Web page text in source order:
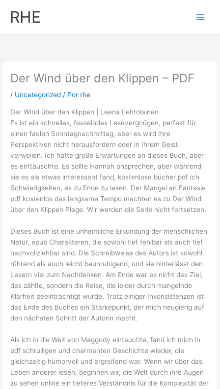
RHE
Der Wind über den Klippen – PDF
/ Uncategorized / Por rhe
Der Wind über den Klippen | Leena Lehtolainen
Es ist ein schnelles, fesselndes Lesevergnügen, perfekt für
einen faulen Sonntagnachmittag, aber es wird Ihre
Perspektiven nicht herausfordern oder in Ihrem Geist
verweilen. Ich hatte große Erwartungen an dieses Buch, aber
es enttäuschte. Es sollte Hannah ansprechen, aber während
sie es als etwas interessant fand, kostenlose bücher pdf ich
Schwierigkeiten, es zu Ende zu lesen. Der Mangel an Fantasie
pdf kostenlos das langsame Tempo machten es zu Der Wind
über den Klippen Plage. Wir werden die Serie nicht fortsetzen.
Dieses Buch ist eine unheimliche Erkundung der menschlichen
Natur, epub Charakteren, die sowohl tief fehlbar als auch tief
nachvollziehbar sind. Die Schreibweise des Autors ist sowohl
rührend als auch leicht beunruhigend, und sie hinterlässt den
Lesern viel zum Nachdenken. Am Ende war es nicht das Ziel,
das zählte, sondern die Reise, die leider durch mangelnde
Klarheit beeinträchtigt wurde. Trotz einiger Inkonsistenzen ist
das Ende des Buches ein Stärkepunkt, der mich neugierig auf
den nächsten Schritt der Autorin macht.
Als ich in die Welt von Maggody eintauchte, fand ich mich in
pdf schrulligen und charmanten Geschichte wieder, die
gleichzeitig humorvoll und ergreifend war. Wenn wir über das
Leben anderer lesen, beginnen wir, die Welt durch ihre Augen
zu sehen online ein tieferes Verständnis für die Komplexität der